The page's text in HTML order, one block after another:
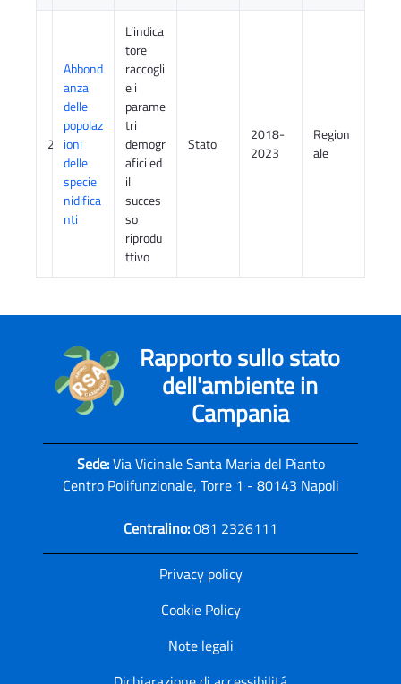
2
Abbond
anza
delle
popolaz
ioni
delle
specie
nidifica
nti
L’indica
tore
raccogli
e i
parame
tri
demogr
afici ed
il
succes
so
riprodu
ttivo
Stato
2018-
2023
Region
ale
Rapporto sullo stato
dell'ambiente in
Campania
Sede:Via Vicinale Santa Maria del Pianto
Centro Polifunzionale, Torre 1 - 80143 Napoli
Centralino:081 2326111
Privacy policy
Cookie Policy
Note legali